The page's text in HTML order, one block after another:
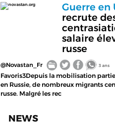
novastan.org Guerre en
recrute
salaire
russe
@Novastan_Fr 3 ans
Favoris3Depuis la mobilisation
en Russie, de nombreux migrants
russe. Malgré les rec
NEWS